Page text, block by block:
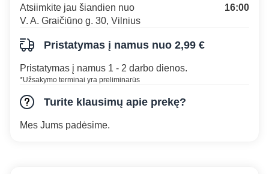
Atsiimkite jau šiandien nuo
16:00
V. A. Graičiūno g. 30, Vilnius
Pristatymas į namus nuo 2,99 €
Pristatymas į namus 1 - 2 darbo dienos.
*Užsakymo terminai yra preliminarūs
Turite klausimų apie prekę?
Mes Jums padėsime.